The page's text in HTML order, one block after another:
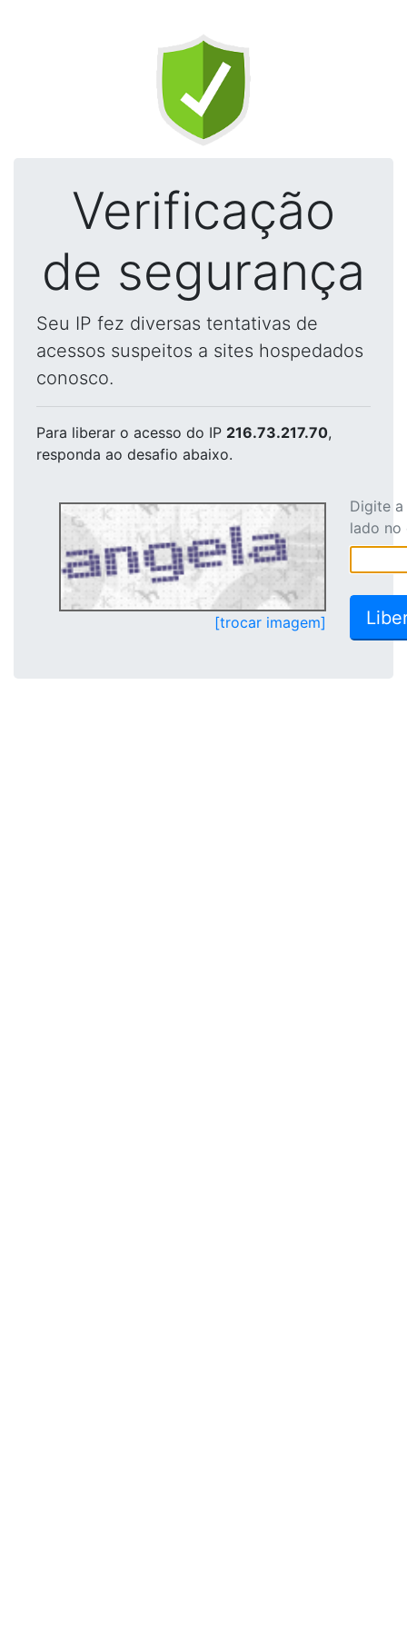
Verificação
de segurança
Seu IP fez diversas tentativas de
acessos suspeitos a sites hospedados
conosco.
Para liberar o acesso do IP 216.73.217.70,
responda ao desafio abaixo.
[trocar imagem]
Digite
lado no